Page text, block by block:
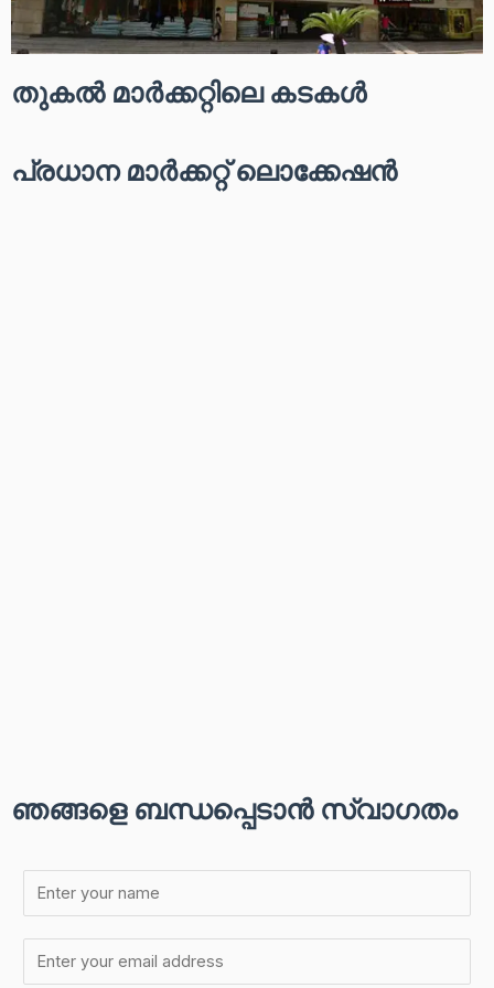
തുകൽ മാർക്കറ്റിലെ കടകൾ
പ്രധാന മാർക്കറ്റ് ലൊക്കേഷൻ
ഞങ്ങളെ ബന്ധപ്പെടാൻ സ്വാഗതം
പേ
ര്
*ഇ
മെ